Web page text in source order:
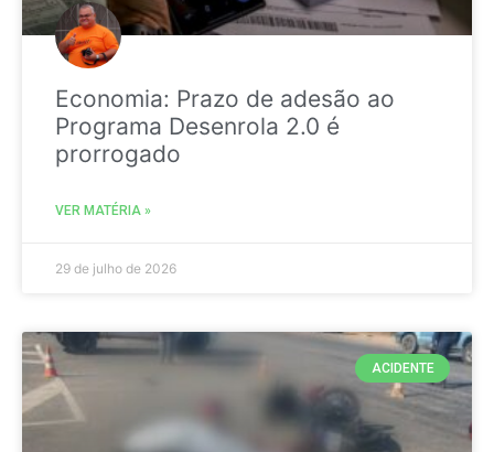
Economia: Prazo de adesão ao
Programa Desenrola 2.0 é
prorrogado
VER MATÉRIA »
29 de julho de 2026
ACIDENTE